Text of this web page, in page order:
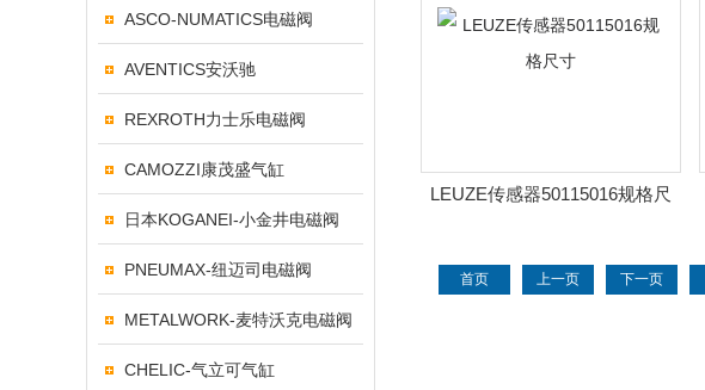
ASCO-NUMATICS电磁阀
AVENTICS安沃驰
REXROTH力士乐电磁阀
CAMOZZI康茂盛气缸
日本KOGANEI-小金井电磁阀
PNEUMAX-纽迈司电磁阀
METALWORK-麦特沃克电磁阀
CHELIC-气立可气缸
LEUZE传感器50115016规格尺
首页 上一页 下一页